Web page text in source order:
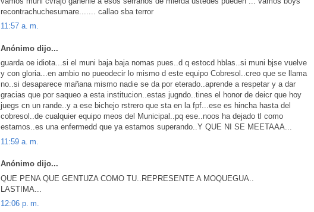
recontrachuchesumare....... callao sba terror
11:57 a. m.
Anónimo dijo...
guarda oe idiota...si el muni baja baja nomas pues..d q estocd hblas..si muni bjse vuelve
y con gloria...en ambio no pueodecir lo mismo d este equipo Cobresol..creo que se llama
no..si desaparece mañana mismo nadie se da por eterado..aprende a respetar y a dar
gracias que por saqueo a esta institucion..estas jugndo..tines el honor de deicr que hoy
juegs cn un rande..y a ese bichejo rstrero que sta en la fpf...ese es hincha hasta del
cobresol..de cualquier equipo meos del Municipal..pq ese..noos ha dejado tl como
estamos..es una enfermedd que ya estamos superando..Y QUE NI SE MEETAAA...
11:59 a. m.
Anónimo dijo...
QUE PENA QUE GENTUZA COMO TU..REPRESENTE A MOQUEGUA..
LASTIMA...
12:06 p. m.